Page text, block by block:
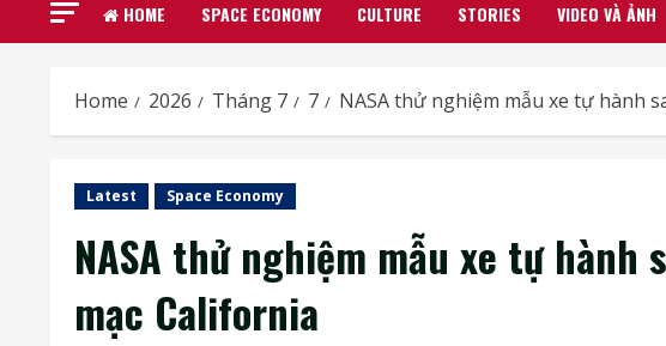
HOME SPACE ECONOMY CULTURE STORIES VIDEO VÀ ẢNH
Home 2026 Tháng 7 7 NASA thử nghiệm mẫu xe tự hành
Latest Space Economy
NASA thử nghiệm mẫu xe tự hành
mạc California